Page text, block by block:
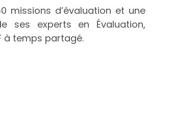
missions d’évaluation et une
ses experts en Évaluation,
à temps partagé.